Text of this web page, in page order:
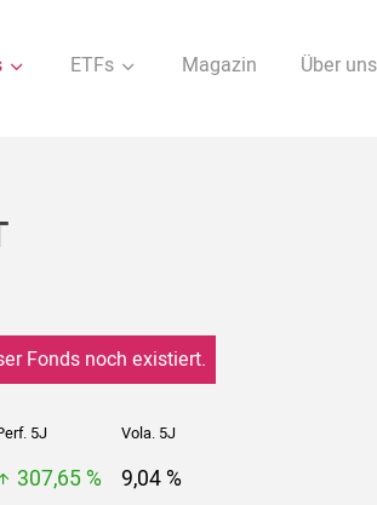
ETFs Magazin Über uns
Fonds noch existiert.
5J Vola. 5J
307,65 % 9,04 %